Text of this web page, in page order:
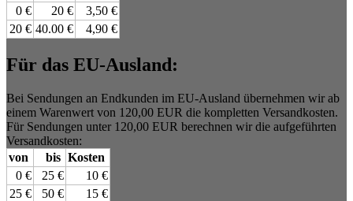
0 €
20 €
3,50 €
20 € 40.00 € 4,90 €
Für das EU-Ausland:
Bei Sendungen an Endkunden im EU-Ausland übernehmen wir ab
einem Warenwert von 120,00 EUR die kompletten Versandkosten.
Für Sendungen unter 120,00 EUR berechnen wir die aufgeführten
Versandkosten:
von
bis Kosten
0 €
25 €
10 €
25 €
50 €
15 €